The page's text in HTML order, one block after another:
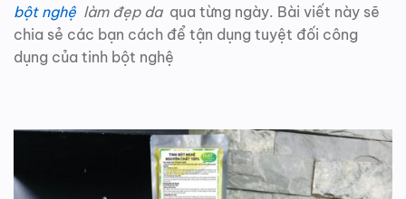
bột nghệ làm đẹp daqua từng ngày. Bài viết này sẽ
chia sẻ các bạn cách để tận dụng tuyệt đối công
dụng của tinh bột nghệ